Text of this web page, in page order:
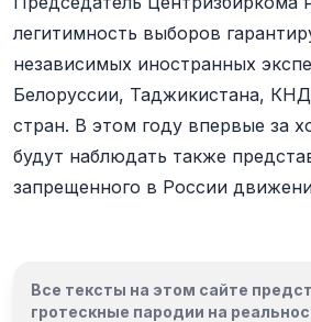
легитимность выборов
независимых иностранных
Белоруссии, Таджикистана,
стран. В этом году впервые за
будут наблюдать также
запрещенного в России
Все тексты на этом сайте
гротескные пародии на